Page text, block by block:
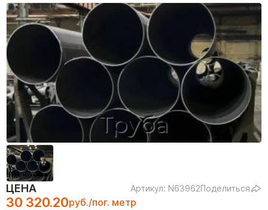
ЦЕНА Артикул: N63962Поделиться
30 320.20руб./пог. метр